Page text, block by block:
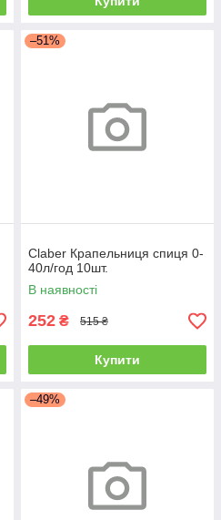
–51%
Claber Крапельниця спиця 0-
40л/год 10шт.
В наявності
252 ₴ 515 ₴
Купити
–49%